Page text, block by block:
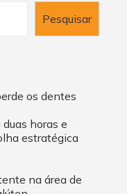
Pesquisar
os dentes
horas e
estratégica
na área de